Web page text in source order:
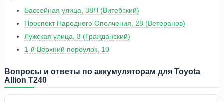
Бассейная улица, 38П (Витебский)
Проспект Народного Ополчения, 28 (Ветеранов)
Лужская улица, 3 (Гражданский)
1-й Верхний переулок, 10
Вопросы и ответы по аккумуляторам для Toyota
Allion T240